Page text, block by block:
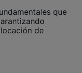
que
de